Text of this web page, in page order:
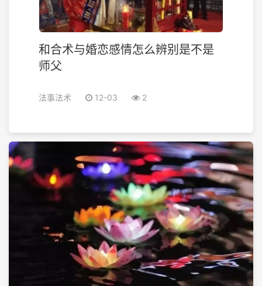
和合术与婚恋感情怎么辨别是不是
师父
法事法术 12-03 2